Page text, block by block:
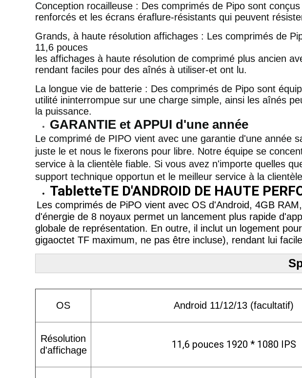
Conception rocailleuse : Des comprimés de Pipo sont
renforcés et les écrans éraflure-résistants qui peuvent
Grands, à haute résolution affichages : Les comprimés de
11,6 pouces
les affichages à haute résolution de comprimé plus ancien
rendant faciles pour des aînés à utiliser-et ont lu.
La longue vie de batterie : Des comprimés de Pipo sont
utilité ininterrompue sur une charge simple, ainsi les aînés
la puissance.
GARANTIE et APPUI d'une année
Le comprimé de PIPO vient avec une garantie d'une année
juste le et nous le fixerons pour libre. Notre équipe se
service à la clientèle fiable. Si vous avez n'importe quelles
support technique opportun et le meilleur service à la
TabletteTE D'ANDROID DE HAUTE
Les comprimés de PiPO vient avec OS d'Android, 4GB
d'énergie de 8 noyaux permet un lancement plus rapide
globale de représentation. En outre, il inclut un logement
gigaoctet TF maximum, ne pas être incluse), rendant lui
OS Android 11/12/13 (facultatif)
Résolution
d'affichage
11,6 pouces 1920 * 1080 IPS